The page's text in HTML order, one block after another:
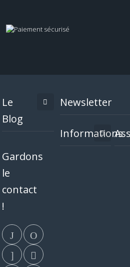
Le
Blog
Gardons
le
contact
!
Newsletter
Informations